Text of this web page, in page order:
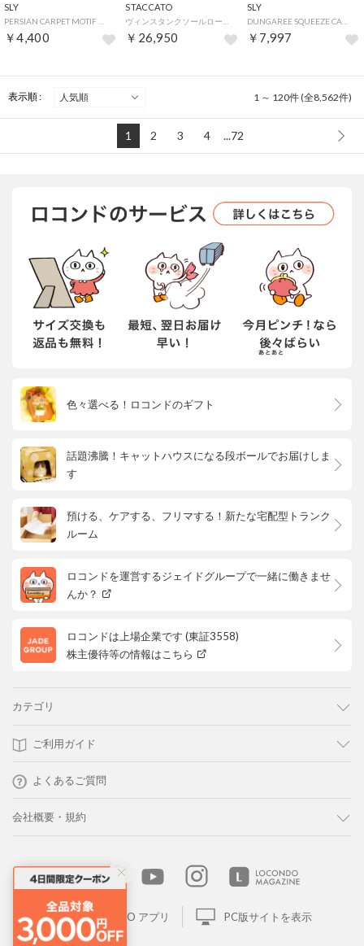
SLY
￥4,400
STACCATO
￥26,950
SLY
￥7,997
表示順 : 1 ～ 120件 (全8,562件)
1 2 3 4 ...72
色々選べる！ロコンドのギフト
話題沸騰！キャットハウスになる段ボールでお届けしま
す
預ける、ケアする、フリマする！新たな宅配型トランク
ルーム
ロコンドを運営するジェイドグループで一緒に働きませ
んか？
ロコンドは上場企業です (東証3558)
株主優待等の情報はこちら
カテゴリ
ご利用ガイド
よくあるご質問
会社概要・規約
LOCONDO アプリ PC版サイトを表示